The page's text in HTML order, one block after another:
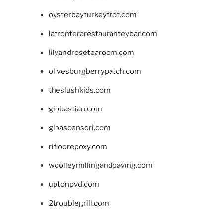
oysterbayturkeytrot.com
lafronterarestauranteybar.com
lilyandrosetearoom.com
olivesburgberrypatch.com
theslushkids.com
giobastian.com
glpascensori.com
rifloorepoxy.com
woolleymillingandpaving.com
uptonpvd.com
2troublegrill.com